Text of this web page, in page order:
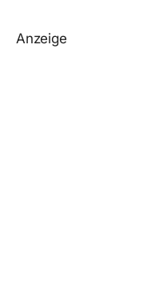
Anzeige